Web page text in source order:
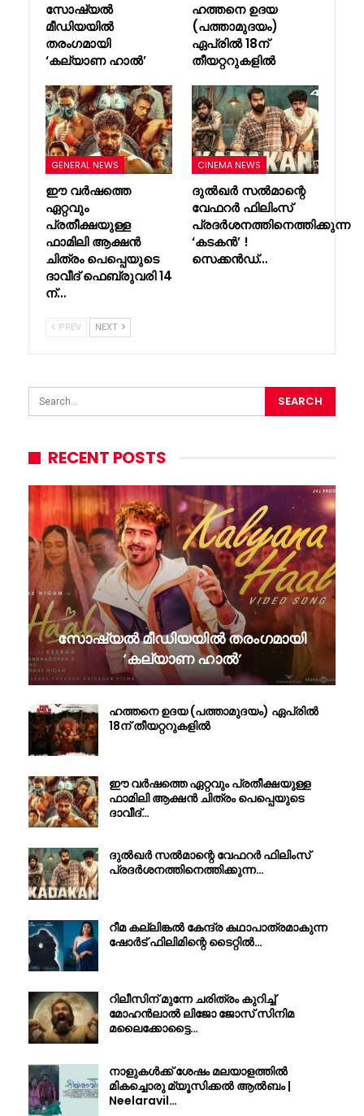
സോഷ്യൽ
മീഡിയയിൽ
തരംഗമായി
‘കല്യാണ ഹാൽ’
ഹത്തനെ ഉദയ
(പത്താമുദയം)
ഏപ്രിൽ 18ന്
തീയറ്ററുകളിൽ
GENERAL NEWS
ഈ വർഷത്തെ
ഏറ്റവും
പ്രതീക്ഷയുള്ള
ഫാമിലി ആക്ഷൻ
ചിത്രം പെപ്പെയുടെ
ദാവീദ് ഫെബ്രുവരി 14
ന്…
CINEMA NEWS
ദുൽഖർ സൽമാന്റെ
വേഫറർ ഫിലിംസ്
പ്രദർശനത്തിനെത്തിക്കുന്ന
‘കടകൻ’ !
സെക്കൻഡ്…
PREV NEXT
RECENT POSTS
സോഷ്യൽ മീഡിയയിൽ തരംഗമായി
‘കല്യാണ ഹാൽ’
ഹത്തനെ ഉദയ (പത്താമുദയം) ഏപ്രിൽ
18ന് തീയറ്ററുകളിൽ
ഈ വർഷത്തെ ഏറ്റവും പ്രതീക്ഷയുള്ള
ഫാമിലി ആക്ഷൻ ചിത്രം പെപ്പെയുടെ
ദാവീദ്…
ദുൽഖർ സൽമാന്റെ വേഫറർ ഫിലിംസ്
പ്രദർശനത്തിനെത്തിക്കുന്ന…
റീമ കല്ലിങ്കൽ കേന്ദ്ര കഥാപാത്രമാകുന്ന
ഷോർട് ഫിലിമിന്റെ ടൈറ്റിൽ…
റിലീസിന് മുന്നേ ചരിത്രം കുറിച്ച്
മോഹൻലാൽ ലിജോ ജോസ് സിനിമ
മലൈക്കോട്ടൈ…
നാളുകൾക്ക് ശേഷം മലയാളത്തിൽ
മികച്ചൊരു മ്യൂസിക്കൽ ആൽബം |
Neelaravil…